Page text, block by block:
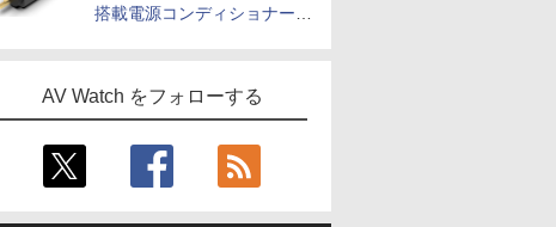
搭載電源コンディショナー
AV Watch をフォローする